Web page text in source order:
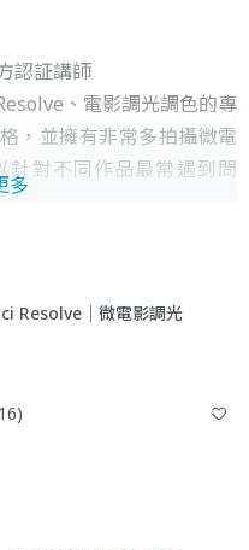
認証講師
、電影調光調色的專
，並擁有非常多拍攝微電
針對不同作品最常遇到問
多
Resolve｜微電影調光